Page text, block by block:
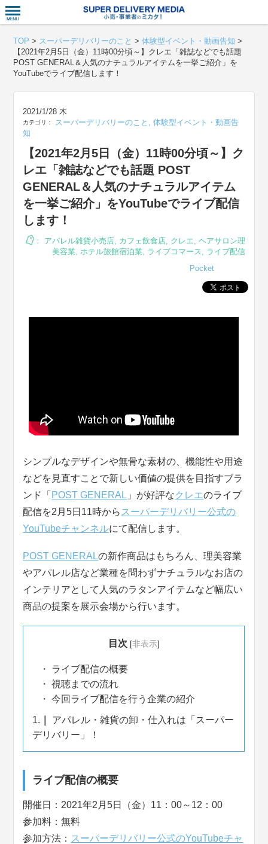
TOP > スーパーデリバリーのこと >体験型イベント・動画告知 >
【2021年2月5日（金）11時00分頃～】クレエ「雑誌などでも話題
POST GENERAL＆人気のナチュラルアイテムを一挙ご紹介」を
YouTubeでライブ配信します！
2021/1/28 木
カテゴリ： スーパーデリバリーのこと ,体験型イベント・動画告
知
【2021年2月5日（金）11時00分頃～】ク
レエ「雑誌などでも話題 POST
GENERAL＆人気のナチュラルアイテム
を一挙ご紹介」をYouTubeでライブ配信
します！
： アパレル雑貨小売店, カフェ飲食店, クレエ, ヘアサロン理
美容業, ホテル旅館宿泊業, ライブコマース, ライブ配信
Pocket
シンプルなデザインや無骨な素材の、機能性や用途
などを見直すことで新しい価値の提供を目指すブラ
ンド「 POST GENERAL 」が好評なクレエのライブ
配信を2月5日11時から スーパーデリバリー公式の
YouTubeチャンネルにて配信します。
POST GENERALの新作商品はもちろん、理美容業
やアパレル店など業種を問わずナチュラルなお店の
インテリアとして人気のラタンアイテムなど幅広い
商品の提案を展示会場から行います。
目次 [非表示]
ライブ配信の概要
視聴までの流れ
今回ライブ配信を行う企業の紹介
1.
アパレル・雑貨の卸・仕入れは「スーパー
デリバリー」！
ライブ配信の概要
開催日：2021年2月5日（金）11：00～12：00
参加料：無料
参加方法： スーパーデリバリー公式のYouTubeチャ